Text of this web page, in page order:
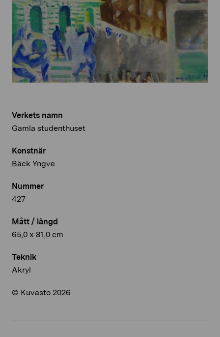
Verkets namn
Gamla studenthuset
Konstnär
Bäck Yngve
Nummer
427
Mått / längd
65,0 x 81,0 cm
Teknik
Akryl
© Kuvasto 2026